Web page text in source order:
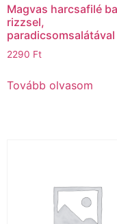
Magvas harcsafilé
rizzsel,
paradicsomsalátával
2290 Ft
Tovább olvasom